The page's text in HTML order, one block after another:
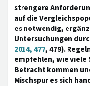
strengere
auf die
es notwendig,
Untersuchungen
2014, 477, 479).
empfehlen, wie viele
Betracht kommen
Mischspur es sich